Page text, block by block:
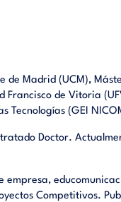
Madrid (UCM),
Francisco de Vitoria
Tecnologías (GEI
Doctor.
Competitivos.